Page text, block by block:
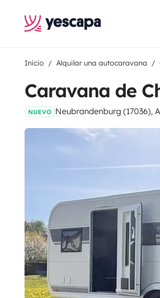
Inicio Alquilar una autocaravana
Caravana de
NUEVO Neubrandenburg (17036),